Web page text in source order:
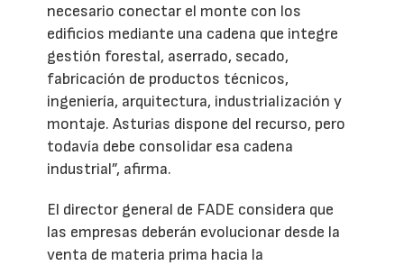
necesario conectar el monte con los
edificios mediante una cadena que integre
gestión forestal, aserrado, secado,
fabricación de productos técnicos,
ingeniería, arquitectura, industrialización y
montaje. Asturias dispone del recurso, pero
todavía debe consolidar esa cadena
industrial”, afirma.
El director general de FADE considera que
las empresas deberán evolucionar desde la
venta de materia prima hacia la